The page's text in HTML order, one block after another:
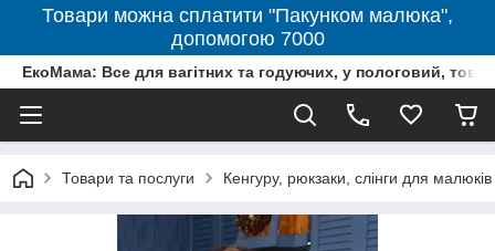
Товари можна сплатити "Пакунком малюка",
допомогою 7000
ЕкоМама: Все для вагітних та годуючих, у пологовий,
Товари та послуги Кенгуру, рюкзаки, слінги для малюків